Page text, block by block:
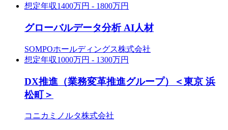
想定年収1400万円 - 1800万円
グローバルデータ分析 AI人材
SOMPOホールディングス株式会社
想定年収1000万円 - 1300万円
DX推進（業務変革推進グループ）＜東京 浜
松町＞
コニカミノルタ株式会社